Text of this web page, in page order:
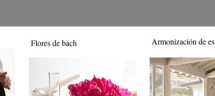
Flores de bach Armonización de